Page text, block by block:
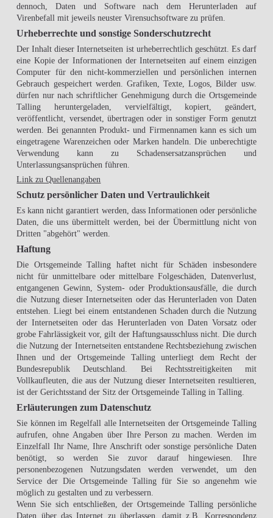
dennoch, Daten und Software nach dem Herunterladen auf
Virenbefall mit jeweils neuster Virensuchsoftware zu prüfen.
Urheberrechte und sonstige Sonderschutzrecht
Der Inhalt dieser Internetseiten ist urheberrechtlich geschützt. Es darf
eine Kopie der Informationen der Internetseiten auf einem einzigen
Computer für den nicht-kommerziellen und persönlichen internen
Gebrauch gespeichert werden. Grafiken, Texte, Logos, Bilder usw.
dürfen nur nach schriftlicher Genehmigung durch die Ortsgemeinde
Talling heruntergeladen, vervielfältigt, kopiert, geändert,
veröffentlicht, versendet, übertragen oder in sonstiger Form genutzt
werden. Bei genannten Produkt- und Firmennamen kann es sich um
eingetragene Warenzeichen oder Marken handeln. Die unberechtigte
Verwendung kann zu Schadensersatzansprüchen und
Unterlassungsansprüchen führen.
Link zu Quellenangaben
Schutz persönlicher Daten und Vertraulichkeit
Es kann nicht garantiert werden, dass Informationen oder persönliche
Daten, die uns übermittelt werden, bei der Übermittlung nicht von
Dritten "abgehört" werden.
Haftung
Die Ortsgemeinde Talling haftet nicht für Schäden insbesondere
nicht für unmittelbare oder mittelbare Folgeschäden, Datenverlust,
entgangenen Gewinn, System- oder Produktionsausfälle, die durch
die Nutzung dieser Internetseiten oder das Herunterladen von Daten
entstehen. Liegt bei einem entstandenen Schaden durch die Nutzung
der Internetseiten oder das Herunterladen von Daten Vorsatz oder
grobe Fahrlässigkeit vor, gilt der Haftungsausschluss nicht. Die durch
die Nutzung der Internetseiten entstandene Rechtsbeziehung zwischen
Ihnen und der Ortsgemeinde Talling unterliegt dem Recht der
Bundesrepublik Deutschland. Bei Rechtsstreitigkeiten mit
Vollkaufleuten, die aus der Nutzung dieser Internetseiten resultieren,
ist der Gerichtsstand der Sitz der Ortsgemeinde Talling in Talling.
Erläuterungen zum Datenschutz
Sie können im Regelfall alle Internetseiten der Ortsgemeinde Talling
aufrufen, ohne Angaben über Ihre Person zu machen. Werden im
Einzelfall Ihr Name, Ihre Anschrift oder sonstige persönliche Daten
benötigt, so werden Sie zuvor darauf hingewiesen. Ihre
personenbezogenen Nutzungsdaten werden verwendet, um den
Service der Die Ortsgemeinde Talling für Sie so angenehm wie
möglich zu gestalten und zu verbessern.
Wenn Sie sich entschließen, der Ortsgemeinde Talling persönliche
Daten über das Internet zu überlassen, damit z.B. Korrespondenz